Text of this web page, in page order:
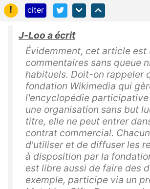
!
citer
J-Loo a écrit
Évidemment, cet article est
commentaires sans queue
habituels. Doit-on rappeler
fondation Wikimedia qui
l'encyclopédie
une organisation sans but
titre, elle ne peut entrer
contrat commercial.
d'utiliser et de diffuser les
à disposition par la
est libre aussi de faire des
exemple, participe via un